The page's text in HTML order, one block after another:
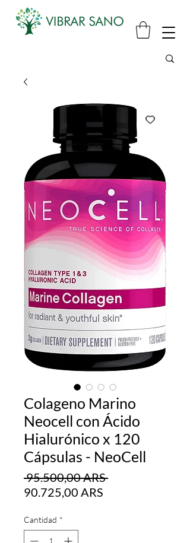
Colageno Marino
Neocell con Ácido
Hialurónico x 120
Cápsulas - NeoCell
95.500,00 ARS Precio
90.725,00 ARS
Cantidad *